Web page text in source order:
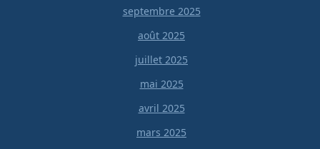
septembre 2025
août 2025
juillet 2025
mai 2025
avril 2025
mars 2025